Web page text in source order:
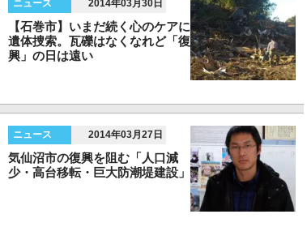
ニュース 2014年03月30日
【石巻市】いまだ続く心のケアに
遺体捜索。瓦礫はなくなれど「復
興」の日は遠い
ニュース 2014年03月27日
気仙沼市の復興を阻む「人口減
少・高台移転・巨大防潮堤建設」